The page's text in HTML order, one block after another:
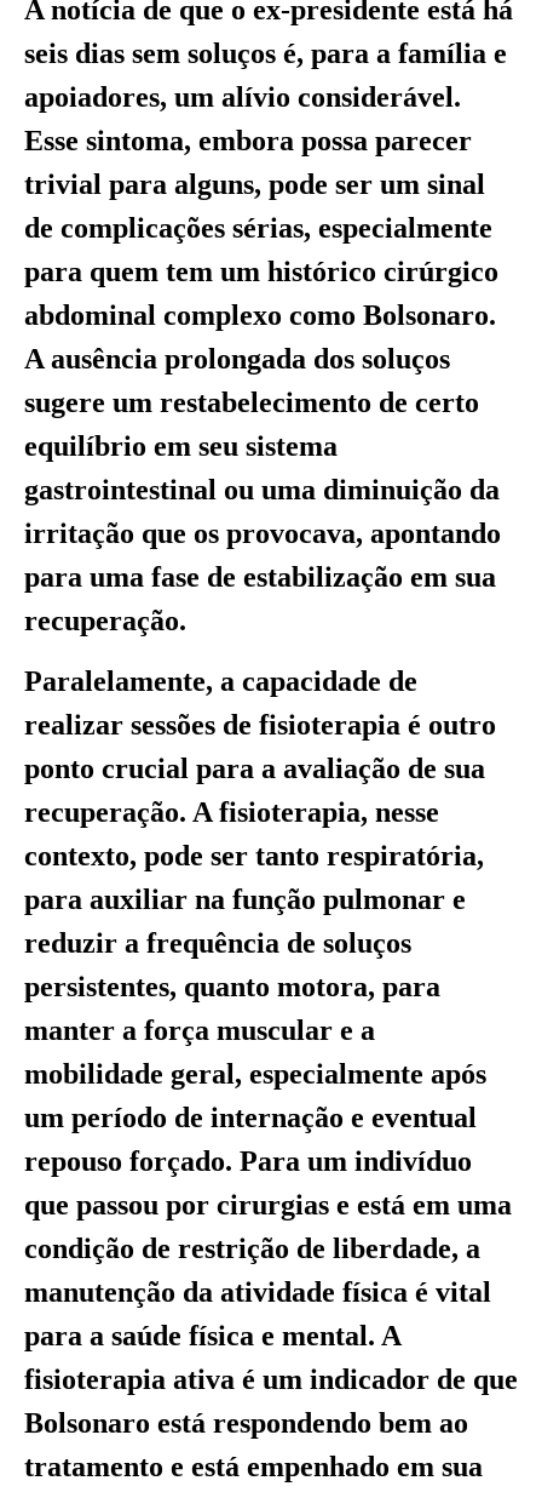
A notícia de que o ex-presidente está há
seis dias sem soluços é, para a família e
apoiadores, um alívio considerável.
Esse sintoma, embora possa parecer
trivial para alguns, pode ser um sinal
de complicações sérias, especialmente
para quem tem um histórico cirúrgico
abdominal complexo como Bolsonaro.
A ausência prolongada dos soluços
sugere um restabelecimento de certo
equilíbrio em seu sistema
gastrointestinal ou uma diminuição da
irritação que os provocava, apontando
para uma fase de estabilização em sua
recuperação.
Paralelamente, a capacidade de
realizar sessões de fisioterapia é outro
ponto crucial para a avaliação de sua
recuperação. A fisioterapia, nesse
contexto, pode ser tanto respiratória,
para auxiliar na função pulmonar e
reduzir a frequência de soluços
persistentes, quanto motora, para
manter a força muscular e a
mobilidade geral, especialmente após
um período de internação e eventual
repouso forçado. Para um indivíduo
que passou por cirurgias e está em uma
condição de restrição de liberdade, a
manutenção da atividade física é vital
para a saúde física e mental. A
fisioterapia ativa é um indicador de que
Bolsonaro está respondendo bem ao
tratamento e está empenhado em sua